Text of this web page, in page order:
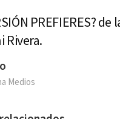
PREFIERES?
Rivera.
Medios